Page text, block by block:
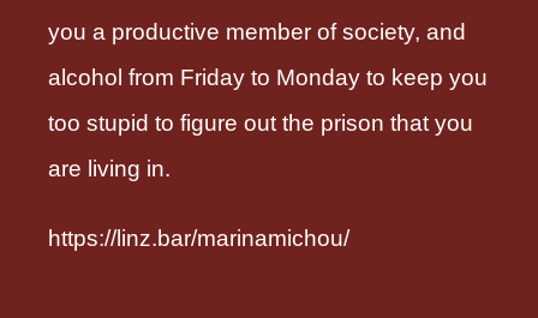
you a productive member of society, and
alcohol from Friday to Monday to keep you
too stupid to figure out the prison that you
are living in.
https://linz.bar/marinamichou/